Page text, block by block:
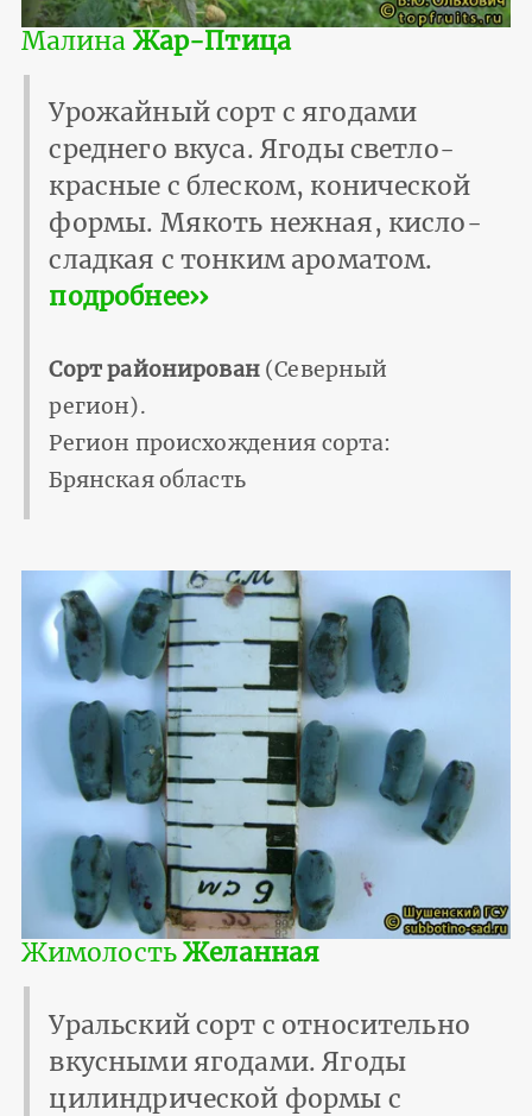
Малина Жар-Птица
Урожайный сорт с ягодами
среднего вкуса. Ягоды светло-
красные с блеском, конической
формы. Мякоть нежная, кисло-
сладкая с тонким ароматом.
подробнее››
Сорт районирован(Северный
регион).
Регион происхождения сорта:
Брянская область
ЖимолостьЖеланная
Уральский сорт с относительно
вкусными ягодами. Ягоды
цилиндрической формы с